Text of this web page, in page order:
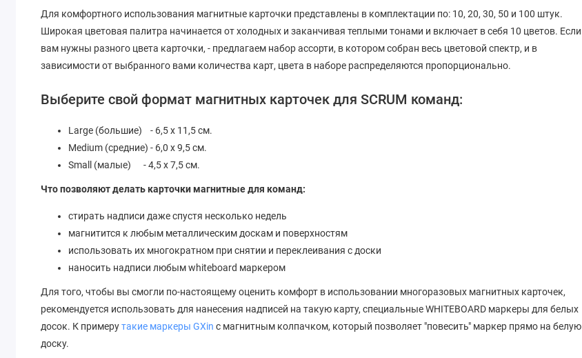
Для комфортного использования магнитные карточки представлены в комплектации по: 10, 20, 30, 50 и 100 штук.
Широкая цветовая палитра начинается от холодных и заканчивая теплыми тонами и включает в себя 10 цветов. Если
вам нужны разного цвета карточки, - предлагаем набор ассорти, в котором собран весь цветовой спектр, и в
зависимости от выбранного вами количества карт, цвета в наборе распределяются пропорционально.
Выберите свой формат магнитных карточек для SCRUM команд:
Large (большие) - 6,5 х 11,5 см.
Medium (средние) - 6,0 х 9,5 см.
Small (малые) - 4,5 х 7,5 см.
Что позволяют делать карточки магнитные для команд:
стирать надписи даже спустя несколько недель
магнитится к любым металлическим доскам и поверхностям
использовать их многократном при снятии и переклеивания с доски
наносить надписи любым whiteboard маркером
Для того, чтобы вы смогли по-настоящему оценить комфорт в использовании многоразовых магнитных карточек,
рекомендуется использовать для нанесения надписей на такую карту, специальные WHITEBOARD маркеры для белых
досок. К примерутакие маркеры GXin с магнитным колпачком, который позволяет "повесить" маркер прямо на белую
доску.